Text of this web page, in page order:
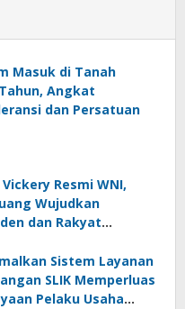
Masuk di Tanah
Angkat
dan Persatuan
Resmi WNI,
Wujudkan
dan Rakyat
Sistem Layanan
SLIK Memperluas
Pelaku Usaha